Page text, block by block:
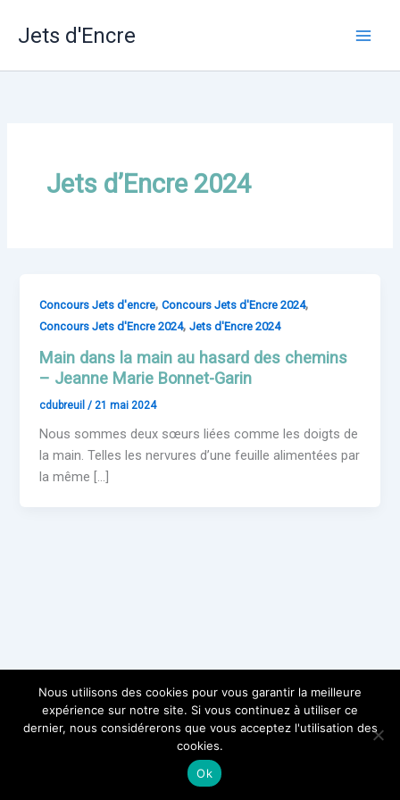
Jets d'Encre
Jets d’Encre 2024
Concours Jets d'encre,Concours Jets d'Encre 2024,
Concours Jets d'Encre 2024,Jets d'Encre 2024
Main dans la main au hasard des chemins
– Jeanne Marie Bonnet-Garin
cdubreuil/ 21 mai 2024
Nous sommes deux sœurs liées comme les doigts de
la main. Telles les nervures d’une feuille alimentées par
la même […]
Copyright © 2026 Jets d'Encre
Nous utilisons des cookies pour vous garantir la meilleure
expérience sur notre site. Si vous continuez à utiliser ce
dernier, nous considérerons que vous acceptez l'utilisation des
cookies.
Ok